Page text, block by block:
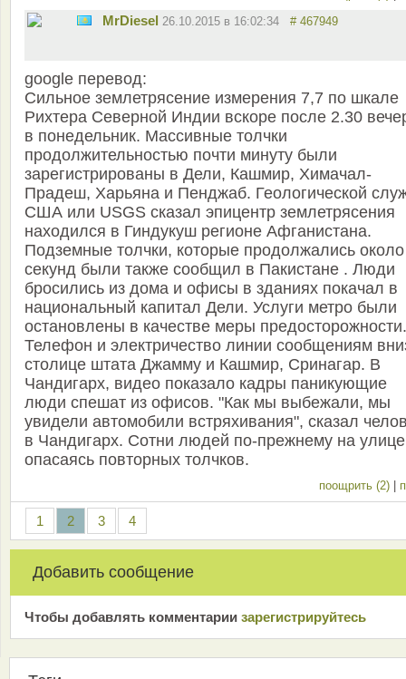
MrDiesel 26.10.2015 в 16:02:34 # 467949
google перевод:
Сильное землетрясение измерения 7,7 по шкале
Рихтера Северной Индии вскоре после 2.30
в понедельник. Массивные толчки
продолжительностью почти минуту были
зарегистрированы в Дели, Кашмир, Химачал-
Прадеш, Харьяна и Пенджаб. Геологической
США или USGS сказал эпицентр землетрясения
находился в Гиндукуш регионе Афганистана.
Подземные толчки, которые продолжались
секунд были также сообщил в Пакистане . Люди
бросились из дома и офисы в зданиях покачал в
национальный капитал Дели. Услуги метро были
остановлены в качестве меры предосторожности.
Телефон и электричество линии сообщениям
столице штата Джамму и Кашмир, Сринагар. В
Чандигарх, видео показало кадры паникующие
люди спешат из офисов. "Как мы выбежали, мы
увидели автомобили встряхивания", сказал
в Чандигарх. Сотни людей по-прежнему на
опасаясь повторных толчков.
поощрить (2) |
1 2 3 4
Добавить сообщение
Чтобы добавлять комментарии зарeгиcтрирyйтeсь